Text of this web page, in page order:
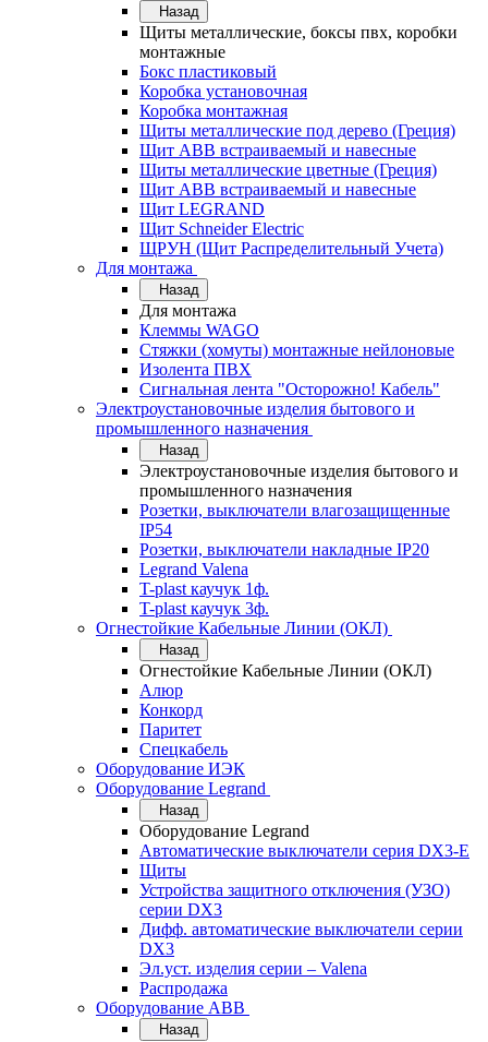
Назад
Щиты металлические, боксы пвх, коробки
монтажные
Бокс пластиковый
Коробка установочная
Коробка монтажная
Щиты металлические под дерево (Греция)
Щит ABB встраиваемый и навесные
Щиты металлические цветные (Греция)
Щит ABB встраиваемый и навесные
Щит LEGRAND
Щит Schneider Electric
ЩРУН (Щит Распределительный Учета)
Для монтажа
Назад
Для монтажа
Клеммы WAGO
Стяжки (хомуты) монтажные нейлоновые
Изолента ПВХ
Сигнальная лента "Осторожно! Кабель"
Электроустановочные изделия бытового и
промышленного назначения
Назад
Электроустановочные изделия бытового и
промышленного назначения
Розетки, выключатели влагозащищенные
IP54
Розетки, выключатели накладные IP20
Legrand Valena
T-plast каучук 1ф.
T-plast каучук 3ф.
Огнестойкие Кабельные Линии (ОКЛ)
Назад
Огнестойкие Кабельные Линии (ОКЛ)
Алюр
Конкорд
Паритет
Спецкабель
Оборудование ИЭК
Оборудование Legrand
Назад
Оборудование Legrand
Автоматические выключатели серия DX3-E
Щиты
Устройства защитного отключения (УЗО)
серии DX3
Дифф. автоматические выключатели серии
DX3
Эл.уст. изделия серии – Valena
Распродажа
Оборудование АВВ
Назад